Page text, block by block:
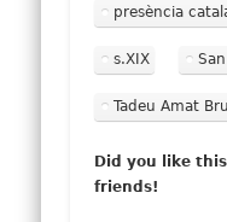
presència
s.XIX
Tadeu Amat
Did you like
friends!